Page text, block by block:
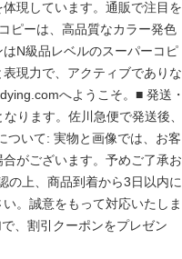
現しています。通販で注目を
ピーは、高品質なカラー発色
N級品レベルのスーパーコピ
現力で、アクティブでありな
へようこそ。■ 発送・
ります。佐川急便で発送後、
ついて: 実物と画像では、お客
がございます。予めご了承お
の上、商品到着から3日以内に
。誠意をもって対応いたしま
、割引クーポンをプレゼン